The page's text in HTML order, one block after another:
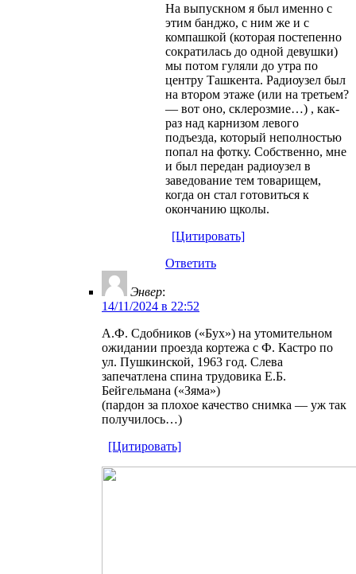
На выпускном я был именно с
этим банджо, с ним же и с
компашкой (которая постепенно
сократилась до одной девушки)
мы потом гуляли до утра по
центру Ташкента. Радиоузел был
на втором этаже (или на третьем?
— вот оно, склерозмие…) , как-
раз над карнизом левого
подъезда, который неполностью
попал на фотку. Собственно, мне
и был передан радиоузел в
заведование тем товарищем,
когда он стал готовиться к
окончанию щколы.
[Цитировать]
Ответить
Энвер:
14/11/2024 в 22:52
А.Ф. Сдобников («Бух») на утомительном
ожидании проезда кортежа с Ф. Кастро по
ул. Пушкинской, 1963 год. Слева
запечатлена спина трудовика Е.Б.
Бейгельмана («Зяма»)
(пардон за плохое качество снимка — уж так
получилось…)
[Цитировать]